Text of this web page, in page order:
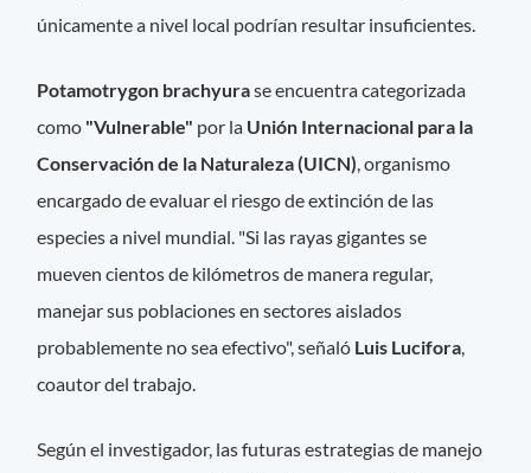
únicamente a nivel local podrían resultar insuficientes.
Potamotrygon brachyurase encuentra categorizada
como "Vulnerable" por la Unión Internacional para la
Conservación de la Naturaleza (UICN), organismo
encargado de evaluar el riesgo de extinción de las
especies a nivel mundial. "Si las rayas gigantes se
mueven cientos de kilómetros de manera regular,
manejar sus poblaciones en sectores aislados
probablemente no sea efectivo", señaló Luis Lucifora,
coautor del trabajo.
Según el investigador, las futuras estrategias de manejo